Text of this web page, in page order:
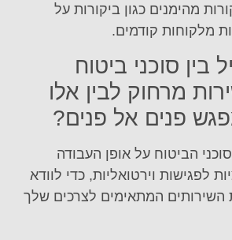
מהימנים כגון ביקורות על
מלקוחות קודמים.
בין סוכני ביטוח
מרחוק לבין אלו
פנים אל פנים?
הביטוח על אופן העבודה
לפגישות וירטואליות, כדי לוודא
המתאימים לצרכים שלך